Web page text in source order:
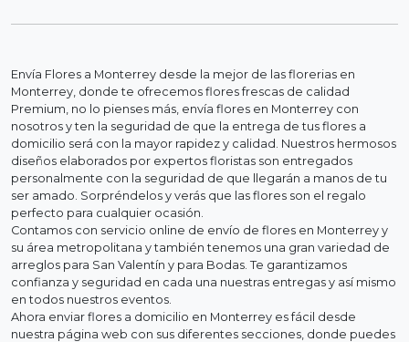
Envía Flores a Monterrey desde la mejor de las florerias en
Monterrey, donde te ofrecemos flores frescas de calidad
Premium, no lo pienses más, envía flores en Monterrey con
nosotros y ten la seguridad de que la entrega de tus flores a
domicilio será con la mayor rapidez y calidad. Nuestros hermosos
diseños elaborados por expertos floristas son entregados
personalmente con la seguridad de que llegarán a manos de tu
ser amado. Sorpréndelos y verás que las flores son el regalo
perfecto para cualquier ocasión.
Contamos con servicio online de envío de flores en Monterrey y
su área metropolitana y también tenemos una gran variedad de
arreglos para San Valentín y para Bodas. Te garantizamos
confianza y seguridad en cada una nuestras entregas y así mismo
en todos nuestros eventos.
Ahora enviar flores a domicilio en Monterrey es fácil desde
nuestra página web con sus diferentes secciones, donde puedes